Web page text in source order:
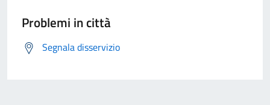
Problemi in città
Segnala disservizio